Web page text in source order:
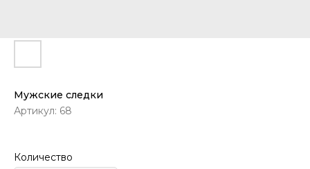
Мужские следки
Артикул: 68
Количество